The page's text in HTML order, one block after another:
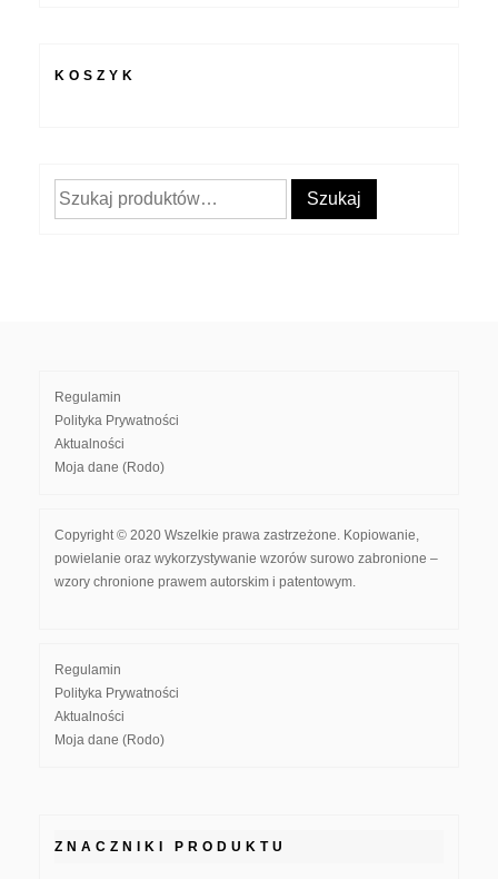
KOSZYK
Szukaj: Szukaj
Regulamin
Polityka Prywatności
Aktualności
Moja dane (Rodo)
Copyright © 2020 Wszelkie prawa zastrzeżone. Kopiowanie,
powielanie oraz wykorzystywanie wzorów surowo zabronione –
wzory chronione prawem autorskim i patentowym.
Regulamin
Polityka Prywatności
Aktualności
Moja dane (Rodo)
ZNACZNIKI PRODUKTU